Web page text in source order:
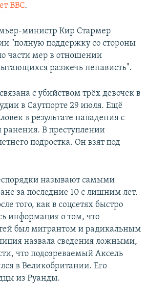
ВВС.
министр Кир Стармер
"полную поддержку со стороны
части мер в отношении
разжечь ненависть".
с убийством трёх девочек в
в Саутпорте 29 июля. Ещё
в результате нападения с
В преступлении
подростка. Он взят под
называют самыми
за последние 10 с лишним лет.
того, как в соцсетях быстро
информация о том, что
был мигрантом и радикальным
назвала сведения ложными,
что подозреваемый Аксель
в Великобритании. Его
из Руанды.